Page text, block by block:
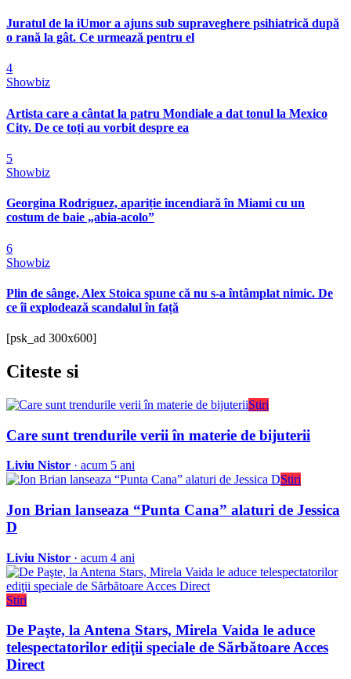
Juratul de la iUmor a ajuns sub supraveghere psihiatrică după
o rană la gât. Ce urmează pentru el
4
Showbiz
Artista care a cântat la patru Mondiale a dat tonul la Mexico
City. De ce toți au vorbit despre ea
5
Showbiz
Georgina Rodríguez, apariție incendiară în Miami cu un
costum de baie „abia-acolo”
6
Showbiz
Plin de sânge, Alex Stoica spune că nu s-a întâmplat nimic. De
ce îi explodează scandalul în față
[psk_ad 300x600]
Citeste si
Stiri
Care sunt trendurile verii în materie de bijuterii
Liviu Nistor · acum 5 ani
Stiri
Jon Brian lanseaza “Punta Cana” alaturi de Jessica
D
Liviu Nistor · acum 4 ani
Stiri
De Paşte, la Antena Stars, Mirela Vaida le aduce
telespectatorilor ediţii speciale de Sărbătoare Acces
Direct